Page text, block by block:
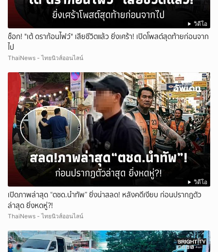
วิดีโอ
ช็อก! "เต้ ดราก้อนไฟว์" เสียชีวิตแล้ว ยิ่งเศร้า! เปิดโพสต์สุดท้ายก่อนจาก
ไป
ThaiNews - ไทยนิวส์ออนไลน์
วิดีโอ
เปิดภาพล่าสุด “ตชด.นำทัพ” ยิ่งน่าสลด! หลังคดีเงียบ ก่อนปรากฎตัว
ล่าสุด ยิ่งหดหู่?!
ThaiNews - ไทยนิวส์ออนไลน์